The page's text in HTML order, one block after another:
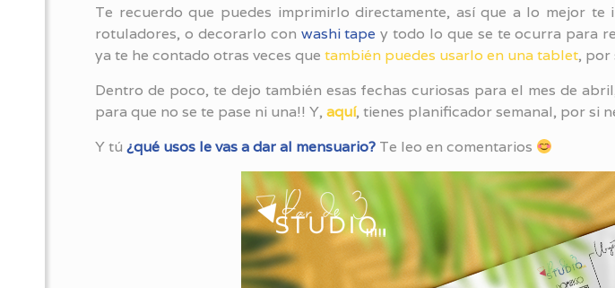
Te recuerdo que puedes imprimirlo directamente, así que a lo mejor te
rotuladores, o decorarlo con washi tape y todo lo que se te ocurra para
ya te he contado otras veces quetambién puedes usarlo en una tablet, por
Dentro de poco, te dejo también esas fechas curiosas para el mes de
para que no se te pase ni una!! Y, aquí, tienes planificador semanal, por si
Y tú¿qué usos le vas a dar al mensuario? Te leo en comentarios